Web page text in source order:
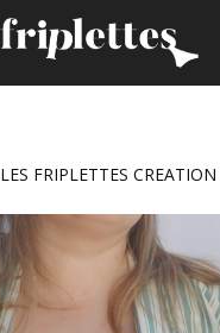
LES FRIPLETTES CREATION